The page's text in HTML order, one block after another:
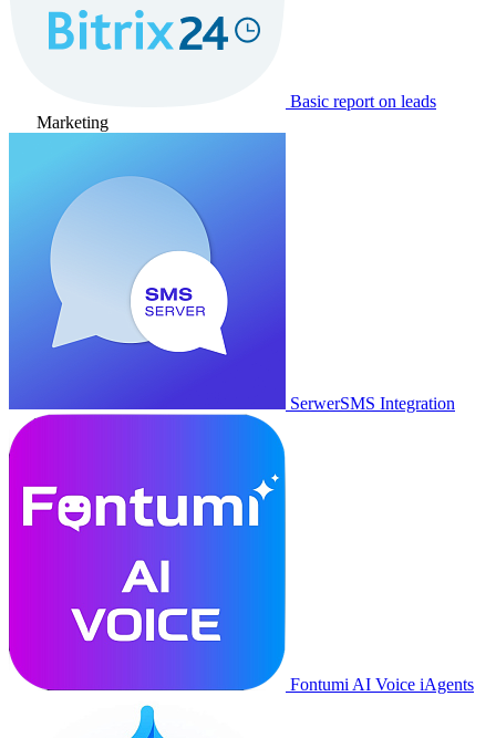
Basic report on leads
Marketing
SerwerSMS Integration
Fontumi AI Voice iAgents